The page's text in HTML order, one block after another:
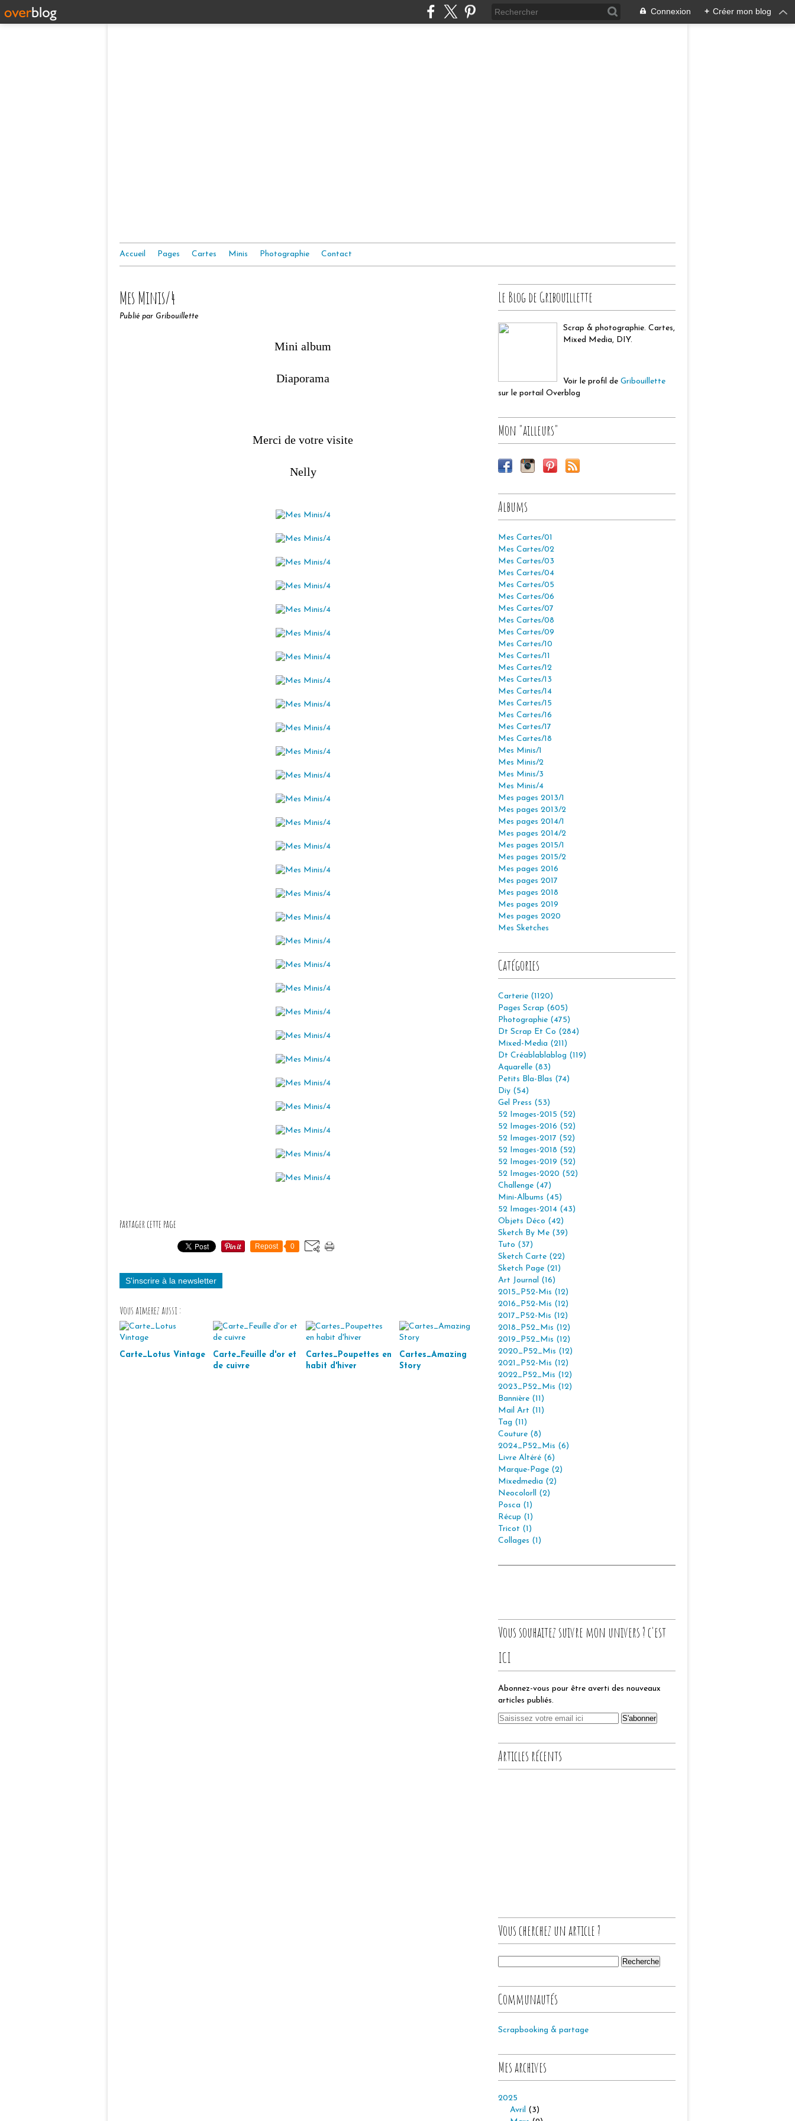
Connexion + Créer mon blog
Accueil Pages Cartes Minis Photographie Contact
Mes Minis/4
Publié par Gribouillette
Mini album
Diaporama
Merci de votre visite
Nelly
Partager cette page
Repost 0
S'inscrire à la newsletter
Vous aimerez aussi :
Carte_Lotus Vintage
Carte_Feuille d'or et
de cuivre
Cartes_Poupettes en
habit d'hiver
Cartes_Amazing
Story
Le Blog de Gribouillette
Scrap & photographie. Cartes,
Mixed Media, DIY.
Voir le profil de Gribouillette
sur le portail Overblog
Mon "ailleurs"
Albums
Mes Cartes/01
Mes Cartes/02
Mes Cartes/03
Mes Cartes/04
Mes Cartes/05
Mes Cartes/06
Mes Cartes/07
Mes Cartes/08
Mes Cartes/09
Mes Cartes/10
Mes Cartes/11
Mes Cartes/12
Mes Cartes/13
Mes Cartes/14
Mes Cartes/15
Mes Cartes/16
Mes Cartes/17
Mes Cartes/18
Mes Minis/1
Mes Minis/2
Mes Minis/3
Mes Minis/4
Mes pages 2013/1
Mes pages 2013/2
Mes pages 2014/1
Mes pages 2014/2
Mes pages 2015/1
Mes pages 2015/2
Mes pages 2016
Mes pages 2017
Mes pages 2018
Mes pages 2019
Mes pages 2020
Mes Sketches
Catégories
Carterie (1120)
Pages Scrap (605)
Photographie (475)
Dt Scrap Et Co (284)
Mixed-Media (211)
Dt Créablablablog (119)
Aquarelle (83)
Petits Bla-Blas (74)
Diy (54)
Gel Press (53)
52 Images-2015 (52)
52 Images-2016 (52)
52 Images-2017 (52)
52 Images-2018 (52)
52 Images-2019 (52)
52 Images-2020 (52)
Challenge (47)
Mini-Albums (45)
52 Images-2014 (43)
Objets Déco (42)
Sketch By Me (39)
Tuto (37)
Sketch Carte (22)
Sketch Page (21)
Art Journal (16)
2015_P52-Mis (12)
2016_P52-Mis (12)
2017_P52-Mis (12)
2018_P52_Mis (12)
2019_P52_Mis (12)
2020_P52_Mis (12)
2021_P52-Mis (12)
2022_P52_Mis (12)
2023_P52_Mis (12)
Bannière (11)
Mail Art (11)
Tag (11)
Couture (8)
2024_P52_Mis (6)
Livre Altéré (6)
Marque-Page (2)
Mixedmedia (2)
Neocolorll (2)
Posca (1)
Récup (1)
Tricot (1)
Collages (1)
Vous souhaitez suivre mon univers ? c'est
ICI
Abonnez-vous pour être averti des nouveaux
articles publiés.
Articles récents
Vous cherchez un article ?
Communautés
Scrapbooking & partage
Mes archives
2025
Avril (3)